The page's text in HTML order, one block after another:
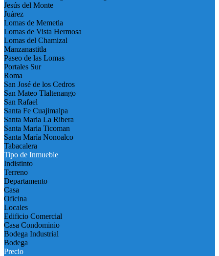
Jesús del Monte
Juárez
Lomas de Memetla
Lomas de Vista Hermosa
Lomas del Chamizal
Manzanastitla
Paseo de las Lomas
Portales Sur
Roma
San José de los Cedros
San Mateo Tlaltenango
San Rafael
Santa Fe Cuajimalpa
Santa Maria La Ribera
Santa Maria Ticoman
Santa María Nonoalco
Tabacalera
Tipo de Inmueble
Indistinto
Terreno
Departamento
Casa
Oficina
Locales
Edificio Comercial
Casa Condominio
Bodega Industrial
Bodega
Precio